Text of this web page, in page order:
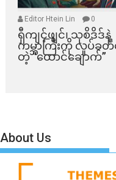
Editor Htein Lin 0
ရှီကျင့်ဖျင်၊ သုစိဒိဒ်နဲ့
ကမ္ဘာကြီးကို လှုပ်ခတ်
တဲ့ “ထောင်ချောက်”
About Us